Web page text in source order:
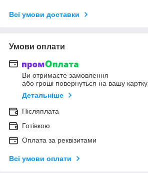
Всі умови доставки
Умови оплати
Ви отримаєте замовлення
або гроші повернуться на вашу картку
Детальніше
Післяплата
Готівкою
Оплата за реквізитами
Всі умови оплати